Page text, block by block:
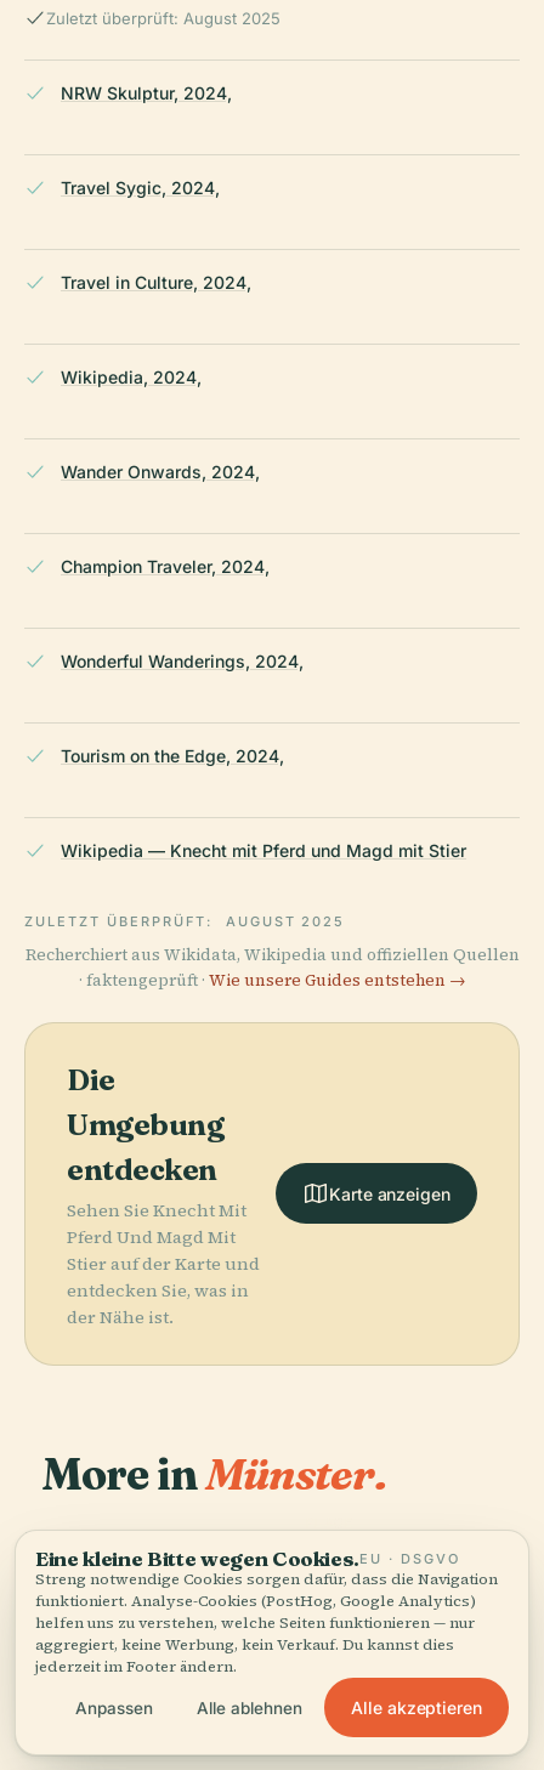
Zuletzt überprüft: August 2025
NRW Skulptur, 2024,
Travel Sygic, 2024,
Travel in Culture, 2024,
Wikipedia, 2024,
Wander Onwards, 2024,
Champion Traveler, 2024,
Wonderful Wanderings, 2024,
Tourism on the Edge, 2024,
Wikipedia — Knecht mit Pferd und Magd mit Stier
ZULETZT ÜBERPRÜFT: AUGUST 2025
Recherchiert aus Wikidata, Wikipedia und offiziellen Quellen
· faktengeprüft · Wie unsere Guides entstehen →
Die
Umgebung
entdecken
Sehen Sie Knecht Mit
Pferd Und Magd Mit
Stier auf der Karte und
entdecken Sie, was in
der Nähe ist.
Karte anzeigen
More inMünster.
73 Orte zu entdecken — ein paar, die sich gut
kombinieren lassen.
St.-Paulus-
Dom
Lwl-Museum
Für Kunst Und
Kultur
PLACE
Ammoniten
PLACE
Theater
Münster
Alle 73 Orte in Münster
Eine kleine Bitte wegen Cookies.EU · DSGVO
Streng notwendige Cookies sorgen dafür, dass die Navigation
funktioniert. Analyse-Cookies (PostHog, Google Analytics)
helfen uns zu verstehen, welche Seiten funktionieren — nur
aggregiert, keine Werbung, kein Verkauf. Du kannst dies
jederzeit im Footer ändern.
Anpassen Alle ablehnen Alle akzeptieren